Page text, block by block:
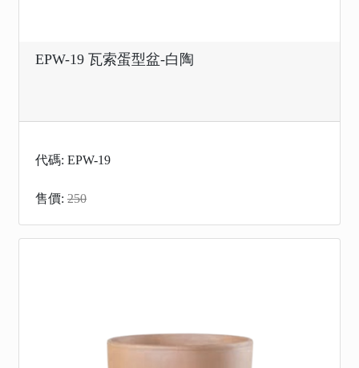
EPW-19 瓦索蛋型盆-白陶
代碼: EPW-19
售價: 250